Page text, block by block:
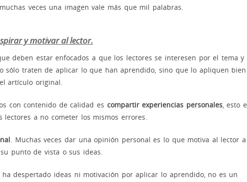
veces una imagen vale más que mil palabras.
y motivar al lector.
deben estar enfocados a que los lectores se interesen por el tema y
sólo traten de aplicar lo que han aprendido, sino que lo apliquen bien
artículo original.
con contenido de calidad es compartir experiencias personales, esto
a no cometer los mismos errores.
. Muchas veces dar una opinión personal es lo que motiva al lector a
punto de vista o sus ideas.
despertado ideas ni motivación por aplicar lo aprendido, no es un